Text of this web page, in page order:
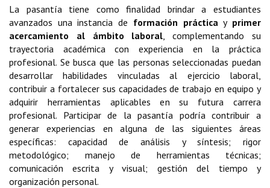
La pasantía tiene como finalidad brindar a estudiantes
avanzados una instancia de formación práctica y primer
acercamiento al ámbito laboral , complementando su
trayectoria académica con experiencia en la práctica
profesional. Se busca que las personas seleccionadas puedan
desarrollar habilidades vinculadas al ejercicio laboral,
contribuir a fortalecer sus capacidades de trabajo en equipo y
adquirir herramientas aplicables en su futura carrera
profesional. Participar de la pasantía podría contribuir a
generar experiencias en alguna de las siguientes áreas
específicas: capacidad de análisis y síntesis; rigor
metodológico; manejo de herramientas técnicas;
comunicación escrita y visual; gestión del tiempo y
organización personal.